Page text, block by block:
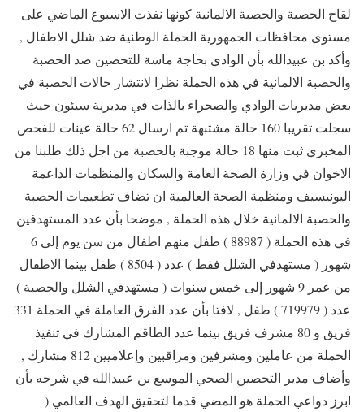
لقاح الحصبة والحصبة الالمانية كونها نفذت الاسبوع الماضي على
مستوى محافظات الجمهورية الحملة الوطنية ضد شلل الاطفال ,
وأكد بن عبيدالله بأن الوادي بحاجة ماسة للتحصين ضد الحصبة
والحصبة الالمانية في هذه الحملة نظرا لانتشار حالات الحصبة في
بعض مديريات الوادي والصحراء بالذات في مديرية سيئون حيث
سجلت تقريبا 160 حالة مشتبهة تم ارسال 62 حالة عينات للفحص
المخبري ثبت منها 18 حالة موجبة بالحصبة من اجل ذلك طلبنا من
الاخوان في وزارة الصحة العامة والسكان والمنظمات الداعمة
اليونيسيف ومنظمة الصحة العالمية ان تضاف تطعيمات الحصبة
والحصبة الالمانية خلال هذه الحملة , موضحا بأن عدد المستهدفين
في هذه الحملة ( 88987 ) طفل منهم اطفال من سن يوم إلى 6
شهور ( مستهدفي الشلل فقط ) عدد ( 8504 ) طفل بينما الاطفال
من عمر 9 شهور إلى خمس سنوات ( مستهدفي الشلل والحصبة )
عدد ( 719979 ) طفل , لافتا بأن عدد الفرق العاملة في الحملة 331
فريق و 80 مشرف فريق بينما عدد الطاقم المشارك في تنفيذ
الحملة من عاملين ومشرفين ومراقبين وإعلاميين 812 مشارك ,
وأضاف مدير التحصين الصحي الموسع بن عبيدالله في شرحه بأن
ابرز دواعي الحملة هو المضي قدما لتحقيق الهدف العالمي (